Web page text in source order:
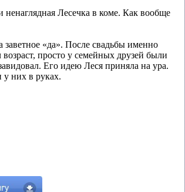
Лесечка в коме. Как вообще
заветное «да». После свадьбы именно
просто у семейных друзей были
Его идею Леся приняла на ура.
у них в руках.